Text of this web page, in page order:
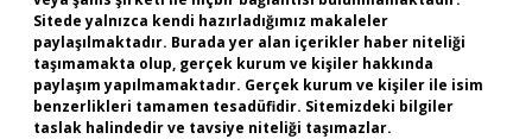
Sitede yalnızca kendi hazırladığımız makaleler
paylaşılmaktadır. Burada yer alan içerikler haber niteliği
taşımamakta olup, gerçek kurum ve kişiler hakkında
paylaşım yapılmamaktadır. Gerçek kurum ve kişiler ile isim
benzerlikleri tamamen tesadüfidir. Sitemizdeki bilgiler
taslak halindedir ve tavsiye niteliği taşımazlar.